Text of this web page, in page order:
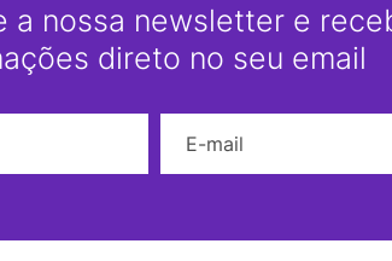
a nossa newsletter e
direto no seu email